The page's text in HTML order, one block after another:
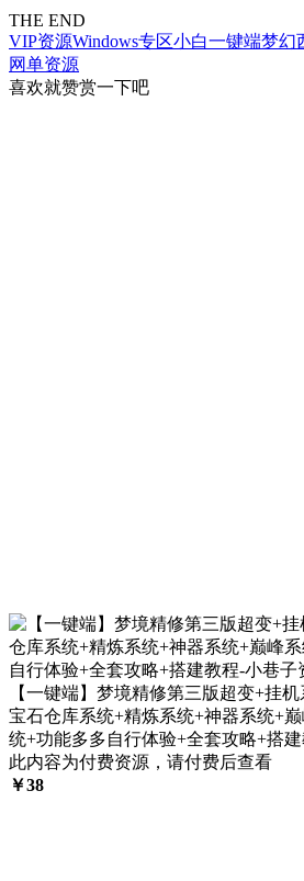
THE END
VIP资源Windows专区小白一键端梦幻
网单资源
喜欢就赞赏一下吧
【一键端】梦境精修第三版超变+挂
宝石仓库系统+精炼系统+神器系统+
统+功能多多自行体验+全套攻略+搭
此内容为付费资源，请付费后查看
￥38